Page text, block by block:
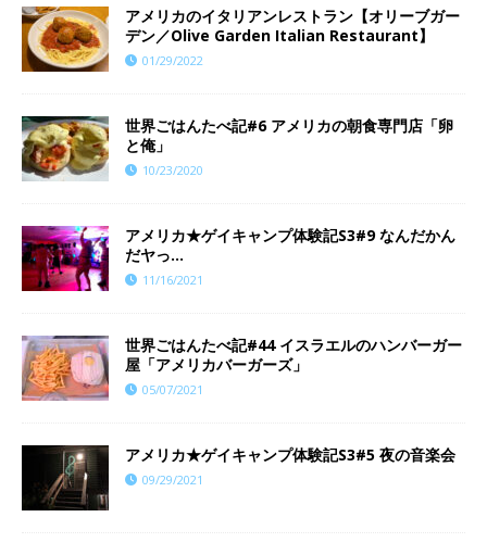
アメリカのイタリアンレストラン【オリーブガー
デン／Olive Garden Italian Restaurant】
01/29/2022
世界ごはんたべ記#6 アメリカの朝食専門店「卵
と俺」
10/23/2020
​​アメリカ★ゲイキャンプ体験記S3#9 なんだかん
だヤっ…
11/16/2021
世界ごはんたべ記#44 イスラエルのハンバーガー
屋「アメリカバーガーズ」
05/07/2021
アメリカ★ゲイキャンプ体験記S3#5 夜の音楽会
09/29/2021